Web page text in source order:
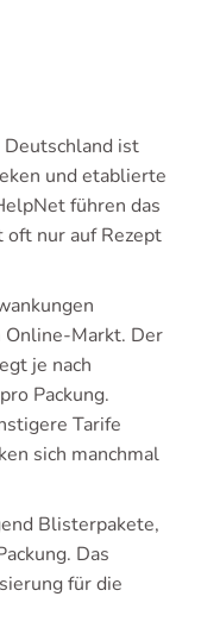
ist
und etablierte
führen das
oft nur auf Rezept
Online-Markt. Der
je nach
Packung.
Tarife
sich manchmal
Blisterpakete,
Das
für die